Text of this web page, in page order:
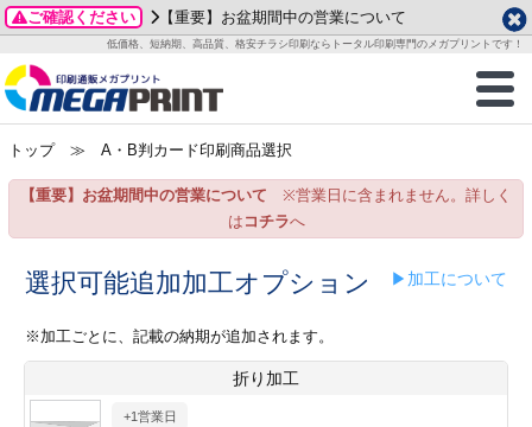
ご確認ください 【重要】お盆期間中の営業について
低価格、短納期、高品質、格安チラシ印刷ならトータル印刷専門のメガプリントです！
商品一覧
グッズ
ステッカー
ックカード印刷
業ツール印刷
ご利用ガイド
お客様へ
いて
方法
/送料について
刷
カード印刷
ックカード名刺
ムカード
データ作成ガイド
成前に
ガイド
加工指示ガイド
テンプレート
ード印刷
名刺印刷
ックカード
ード印刷
一覧
わせ
り
プル請求
2026年 8月
月
火 水 木 金
土
1
3
4 5 6 7
8
15
24
25 26 27
29
土
1
2 3
トップ≫ A・B判カード印刷商品選択
【重要】お盆期間中の営業について ※営業日に含まれません。詳しく
は コチラへ
選択可能追加加工オプション ▶加工について
※加工ごとに、記載の納期が追加されます。
折り加工
+1営業日